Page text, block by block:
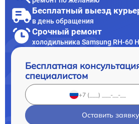
Бесплатный выезд
в день обращения
Срочный ремонт
холодильника Samsung RH-60
Бесплатная
специалистом
Оставить заявку